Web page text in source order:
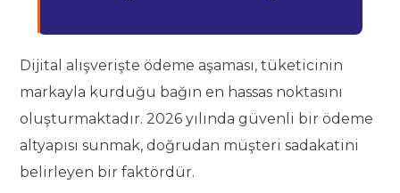
Dijital alışverişte ödeme aşaması, tüketicinin
markayla kurduğu bağın en hassas noktasını
oluşturmaktadır. 2026 yılında güvenli bir ödeme
altyapısı sunmak, doğrudan müşteri sadakatini
belirleyen bir faktördür.